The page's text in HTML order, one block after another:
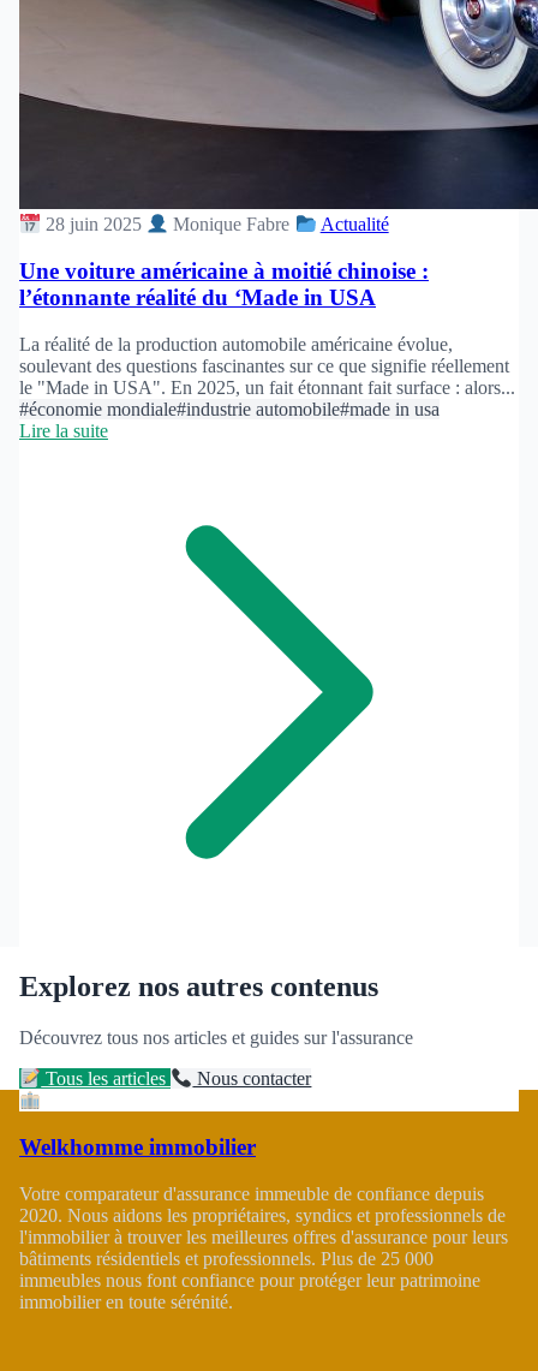
28 juin 2025 Monique Fabre Actualité
Une voiture américaine à moitié chinoise :
l’étonnante réalité du ‘Made in USA
La réalité de la production automobile américaine évolue,
soulevant des questions fascinantes sur ce que signifie réellement
le "Made in USA". En 2025, un fait étonnant fait surface : alors...
#économie mondiale#industrie automobile#made in usa
Lire la suite
Explorez nos autres contenus
Découvrez tous nos articles et guides sur l'assurance
Tous les articles Nous contacter
Welkhomme immobilier
Votre comparateur d'assurance immeuble de confiance depuis
2020. Nous aidons les propriétaires, syndics et professionnels de
l'immobilier à trouver les meilleures offres d'assurance pour leurs
bâtiments résidentiels et professionnels. Plus de 25 000
immeubles nous font confiance pour protéger leur patrimoine
immobilier en toute sérénité.